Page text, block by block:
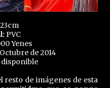
23cm
PVC
Yenes
Octubre de 2014
disponible
de imágenes de esta